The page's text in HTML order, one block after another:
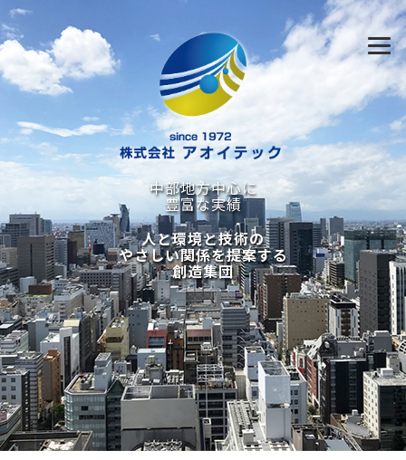
中部地方中心に
豊富な実績
人と環境と技術の
やさしい関係を提案する
創造集団